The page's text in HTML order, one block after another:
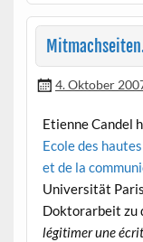
4. Oktober
Etienne Candel
Ecole des
et de la
Universität
Doktorarbeit zu
légitimer une